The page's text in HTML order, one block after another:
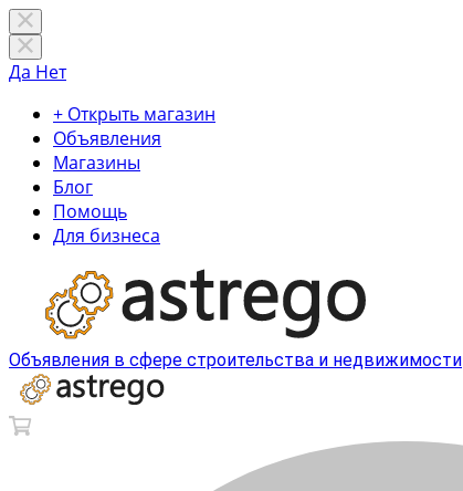
Да Нет
+ Открыть магазин
Объявления
Магазины
Блог
Помощь
Для бизнеса
Объявления в сфере строительства и недвижимости